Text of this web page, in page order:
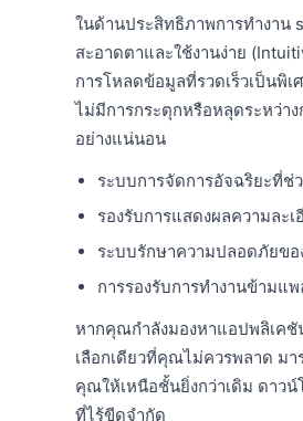
ในด้านประสิทธิภาพการทำงาน
สะอาดตาและใช้งานง่าย
การโหลดข้อมูลที่รวดเร็วเป็นพิ
ไม่มีการกระตุกหรือหลุดระหว่า
อย่างแน่นอน
ระบบการจัดการอัจฉริยะที่ช่
รองรับการแสดงผลความละ
ระบบรักษาความปลอดภัยข
การรองรับการทำงานข้าม
หากคุณกำลังมองหาแอปพลิเคชั
เลือกเดียวที่คุณไม่ควรพลาด ม
คุณให้เหนือชั้นยิ่งกว่าเดิม ดาว
ที่ไร้ขีดจำกัด